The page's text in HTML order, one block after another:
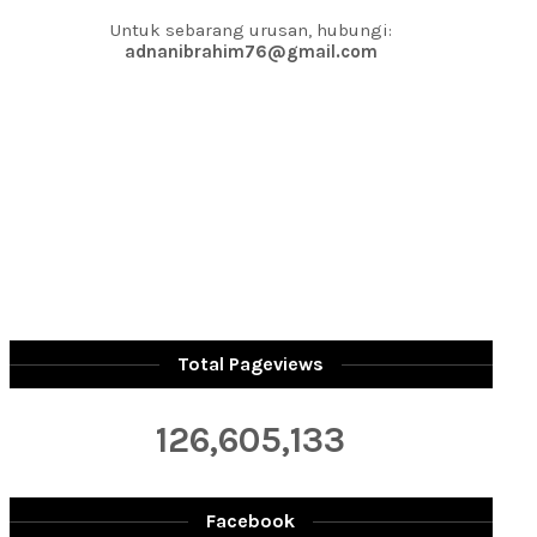
Untuk sebarang urusan, hubungi:
adnanibrahim76@gmail.com
Total Pageviews
126,605,133
Facebook